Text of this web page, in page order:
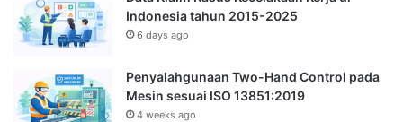
Indonesia tahun 2015-2025
6 days ago
Penyalahgunaan Two-Hand Control pada
Mesin sesuai ISO 13851:2019
4 weeks ago